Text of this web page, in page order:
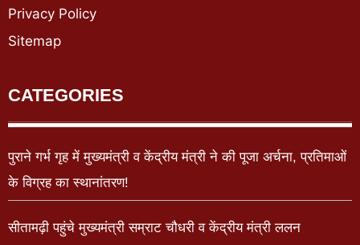
Privacy Policy
Sitemap
CATEGORIES
पुराने गर्भ गृह में मुख्यमंत्री व केंद्रीय मंत्री ने की पूजा अर्चना, प्रतिमाओं
के विग्रह का स्थानांतरण!
सीतामढ़ी पहुंचे मुख्यमंत्री सम्राट चौधरी व केंद्रीय मंत्री ललन